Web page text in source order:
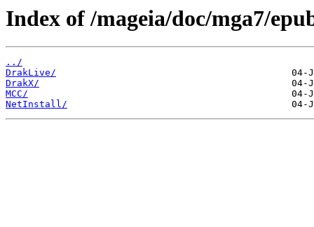
Index of /mageia/doc/mga7/
../
DrakLive/
DrakX/
MCC/
NetInstall/